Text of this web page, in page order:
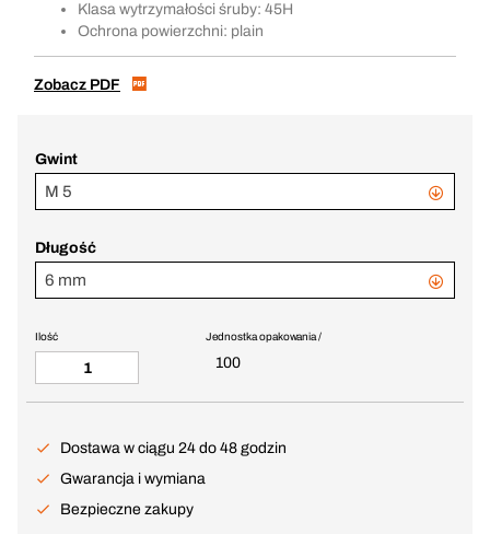
Klasa wytrzymałości śruby: 45H
Ochrona powierzchni: plain
Zobacz PDF
Gwint
M 5
Długość
6 mm
Jednostka opakowania /
100
Ilość
Dostawa w ciągu 24 do 48 godzin
Gwarancja i wymiana
Bezpieczne zakupy